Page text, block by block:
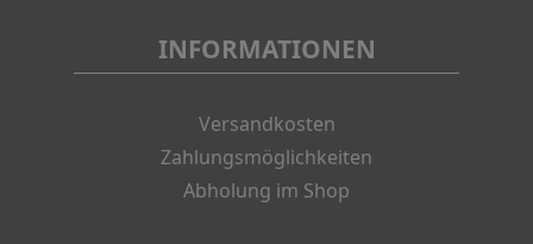
INFORMATIONEN
Versandkosten
Zahlungsmöglichkeiten
Abholung im Shop